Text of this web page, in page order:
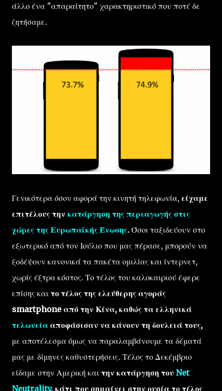
άλλο ένα "απαραίτητο" χαρακτηριστικό που ποτέ δε
ζητήσαμε.
Γενικότερα όσον αφορά την κινητή τηλεφωνία, είχαμε
επιτέλους την κατάργηση της περιαγωγής στις
χώρες της Ευρωπαϊκής Ένωσης. Όσοι ταξιδεύουν στο
εξωτερικό από τον Ιούλιο που μας πέρασε, μπορούν να
ξοδέψουν κανονικά τα πακέτα ομιλίας και ίντερνετ,
χωρίς έξτρα κόστος. Το τέλος του καλοκαιριού έφερε
επίσης και το τέλος της ελεύθερης αγοράς
smartphone από την Κίνα, καθώς τα ελληνικά
τελωνεία αποφάσισαν να κάνουν τη δουλειά τους,
με αποτέλεσμα όμως να παραλαμβάνουμε τα δέματά
μας με δίμηνες καθυστερήσεις. Τέλος το Δεκέμβριο
είδαμε στην Αμερική και την κατάργηση του Net
Neutrality, κάτι που σημαίνει στην ουσία το τέλος